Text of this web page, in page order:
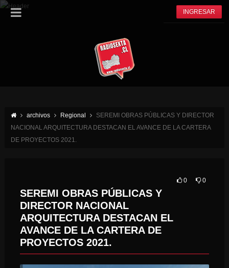
INGRESAR
archivos Regional
SEREMI OBRAS PÚBLICAS Y DIRECTOR
NACIONAL ARQUITECTURA DESTACAN EL AVANCE DE LA CARTERA
DE PROYECTOS 2021.
0 0
SEREMI OBRAS PÚBLICAS Y
DIRECTOR NACIONAL
ARQUITECTURA DESTACAN EL
AVANCE DE LA CARTERA DE
PROYECTOS 2021.